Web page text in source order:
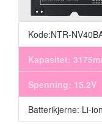
Kode:NTR-
Kapasitet:
Spenning: 15.2V
Batterikjerne: Li-ion